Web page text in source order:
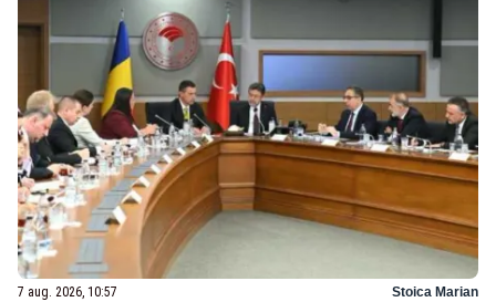
7 aug. 2026, 10:57 Stoica Marian